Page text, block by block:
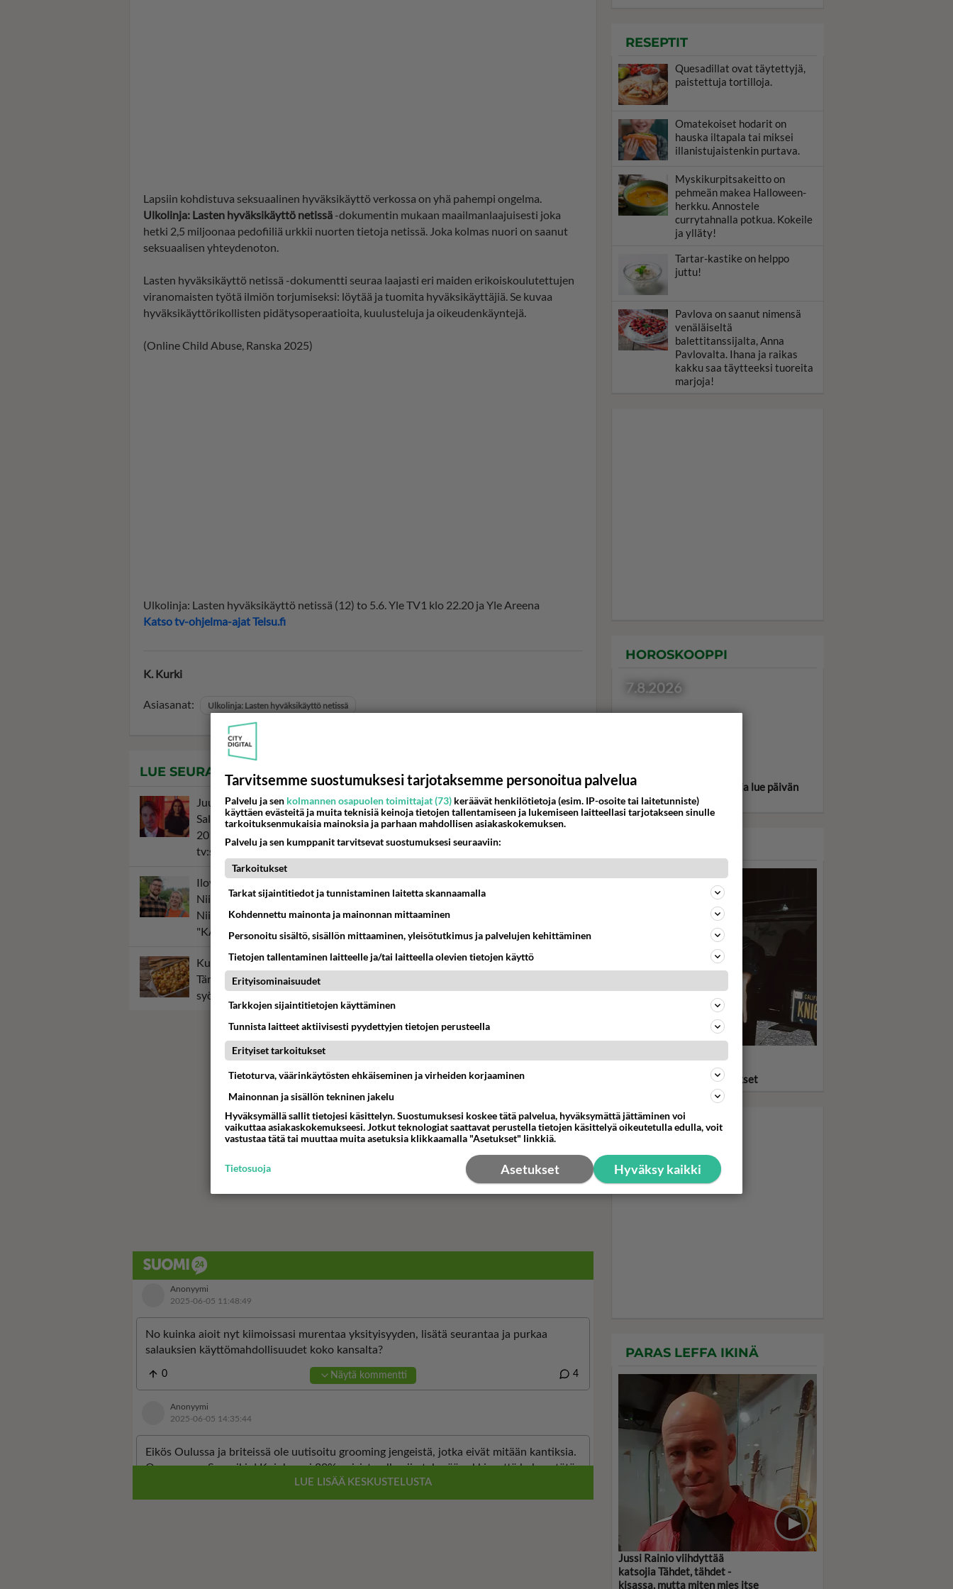
Lapsiin kohdistuva seksuaalinen hyväksikäyttö verkossa on yhä pahempi ongelma.
Ulkolinja: Lasten hyväksikäyttö netissä -dokumentin mukaan maailmanlaajuisesti joka
hetki 2,5 miljoonaa pedofiiliä urkkii nuorten tietoja netissä. Joka kolmas nuori on saanut
seksuaalisen yhteydenoton.
Lasten hyväksikäyttö netissä -dokumentti seuraa laajasti eri maiden erikoiskoulutettujen
viranomaisten työtä ilmiön torjumiseksi: löytää ja tuomita hyväksikäyttäjiä. Se kuvaa
hyväksikäyttörikollisten pidätysoperaatioita, kuulusteluja ja oikeudenkäyntejä.
(Online Child Abuse, Ranska 2025)
Ulkolinja: Lasten hyväksikäyttö netissä (12) to 5.6. Yle TV1 klo 22.20 ja Yle Areena
Katso tv-ohjelma-ajat Telsu.fi
K. Kurki
Asiasanat: Ulkolinja: Lasten hyväksikäyttö netissä
LUE SEURAAVAKSI
Juuri naimisiin mennyt Roope
Salminen oli median suosikki v.
2016 - Tuulahdus tuolta ajalta
tv:ssä
Luetuimmat: Aarne Pelkonen ja
Noora Louhimo vihdoinkin
Iloyllätys! Maajussi-Kalle ja
Niina palaavat televisioon -
Niinalta rehellinen reaktio:
"KÄÄKS!"
Olisitko uskonut, että nämä
julkkikset lähtevät
suosikkisarjaan? Petolliset alkaa
jättiyllätyksellä
Kun yksi kauhallinen ei riitä...
Tämä helppo arkiruoka ei jää
syömättä!
Uusi Beck-elokuva nyt
Ikävä tilanne osalle porukkaa...
RESEPTIT
Quesadillat ovat täytettyjä,
paistettuja tortilloja.
Omatekoiset hodarit on
hauska iltapala tai miksei
illanistujaistenkin purtava.
Myskikurpitsakeitto on
pehmeän makea Halloween-
herkku. Annostele
currytahnalla potkua. Kokeile
ja ylläty!
Tartar-kastike on helppo
juttu!
Pavlova on saanut nimensä
venäläiseltä
balettitanssijalta, Anna
Pavlovalta. Ihana ja raikas
kakku saa täytteeksi tuoreita
marjoja!
HOROSKOOPPI
7.8.2026
Valitse oma tähtimerkkisi ja lue päivän
horoskooppi!
ihmeauto KITT pelastivat
pulasta ja löylyttivät pahikset
PARAS LEFFA IKINÄ
Jussi Rainio viihdyttää
katsojia Tähdet, tähdet -
kisassa, mutta miten mies itse
Tarvitsemme suostumuksesi tarjotaksemme personoitua palvelua
Palvelu ja sen kolmannen osapuolen toimittajat (73) keräävät henkilötietoja (esim. IP-osoite tai laitetunniste)
käyttäen evästeitä ja muita teknisiä keinoja tietojen tallentamiseen ja lukemiseen laitteellasi tarjotakseen sinulle
tarkoituksenmukaisia mainoksia ja parhaan mahdollisen asiakaskokemuksen.
Palvelu ja sen kumppanit tarvitsevat suostumuksesi seuraaviin:
Tarkoitukset
Tarkat sijaintitiedot ja tunnistaminen laitetta skannaamalla
Kohdennettu mainonta ja mainonnan mittaaminen
Personoitu sisältö, sisällön mittaaminen, yleisötutkimus ja palvelujen kehittäminen
Tietojen tallentaminen laitteelle ja/tai laitteella olevien tietojen käyttö
Erityisominaisuudet
Tarkkojen sijaintitietojen käyttäminen
Tunnista laitteet aktiivisesti pyydettyjen tietojen perusteella
Erityiset tarkoitukset
Tietoturva, väärinkäytösten ehkäiseminen ja virheiden korjaaminen
Mainonnan ja sisällön tekninen jakelu
Hyväksymällä sallit tietojesi käsittelyn. Suostumuksesi koskee tätä palvelua, hyväksymättä jättäminen voi
vaikuttaa asiakaskokemukseesi. Jotkut teknologiat saattavat perustella tietojen käsittelyä oikeutetulla edulla, voit
vastustaa tätä tai muuttaa muita asetuksia klikkaamalla "Asetukset" linkkiä.
Hyväksy kaikki
Asetukset
Tietosuoja